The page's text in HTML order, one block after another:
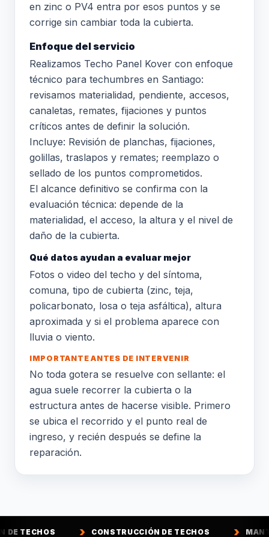
en zinc o PV4 entra por esos puntos y se
corrige sin cambiar toda la cubierta.
Enfoque del servicio
Realizamos Techo Panel Kover con enfoque
técnico para techumbres en Santiago:
revisamos materialidad, pendiente, accesos,
canaletas, remates, fijaciones y puntos
críticos antes de definir la solución.
Incluye: Revisión de planchas, fijaciones,
golillas, traslapos y remates; reemplazo o
sellado de los puntos comprometidos.
El alcance definitivo se confirma con la
evaluación técnica: depende de la
materialidad, el acceso, la altura y el nivel de
daño de la cubierta.
Qué datos ayudan a evaluar mejor
Fotos o video del techo y del síntoma,
comuna, tipo de cubierta (zinc, teja,
policarbonato, losa o teja asfáltica), altura
aproximada y si el problema aparece con
lluvia o viento.
IMPORTANTE ANTES DE INTERVENIR
No toda gotera se resuelve con sellante: el
agua suele recorrer la cubierta o la
estructura antes de hacerse visible. Primero
se ubica el recorrido y el punto real de
ingreso, y recién después se define la
reparación.
CONSTRUCCIÓN DE TECHOS MANTENCIÓN DE